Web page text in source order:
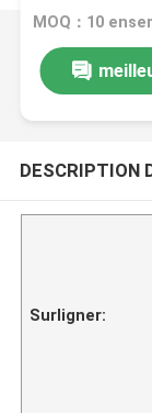
MOQ：10
DESCRIPTION
Surligner: